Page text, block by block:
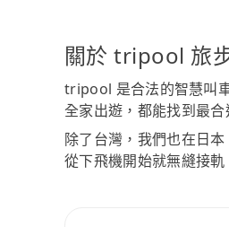
關於 tripool 旅
tripool 是合法的智慧叫
全家出遊，都能找到最合
除了台灣，我們也在日
從下飛機開始就無縫接軌